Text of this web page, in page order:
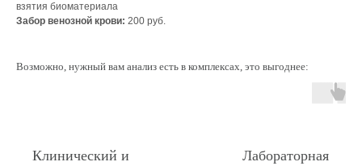
взятия биоматериала
Забор венозной крови: 200 руб.
Возможно, нужный вам анализ есть в комплексах, это выгоднее:
Клинический и
Лабораторная